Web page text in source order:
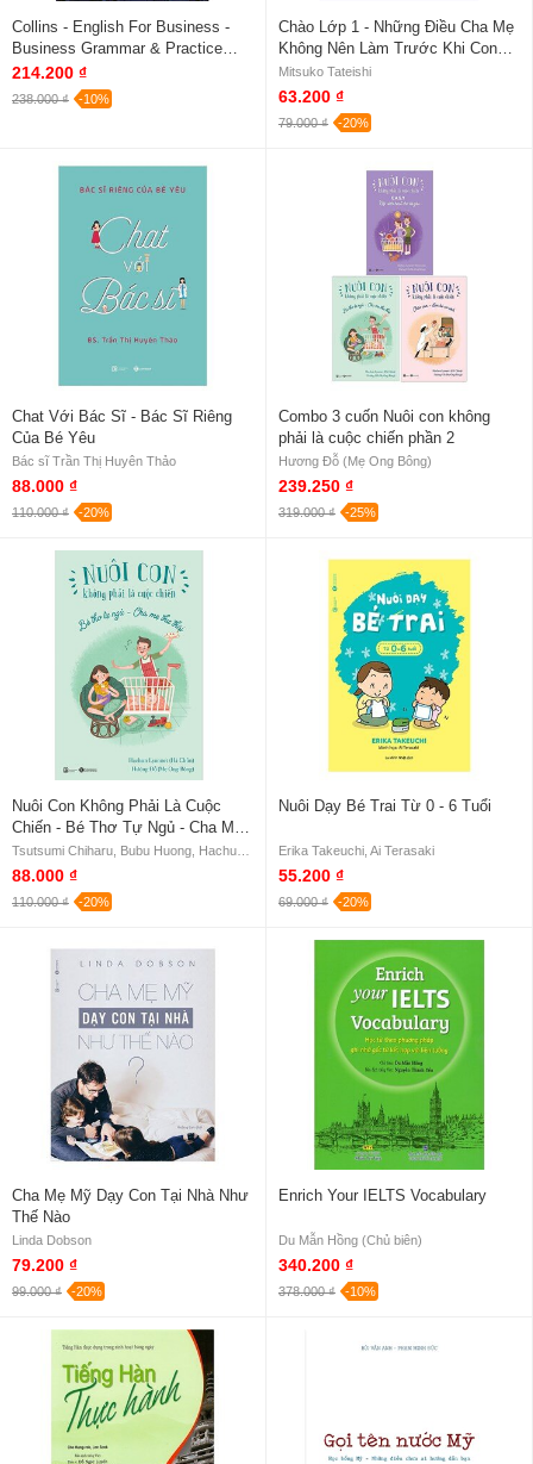
Collins - English For Business -
Business Grammar & Practice
(Level A2 - B1)
214.200 ₫
238.000 ₫ -10%
Chào Lớp 1 - Những Điều Cha Mẹ
Không Nên Làm Trước Khi Con
Vào Tiểu Học
Mitsuko Tateishi
63.200 ₫
79.000 ₫ -20%
Chat Với Bác Sĩ - Bác Sĩ Riêng
Của Bé Yêu
Bác sĩ Trần Thị Huyên Thảo
88.000 ₫
110.000 ₫ -20%
Combo 3 cuốn Nuôi con không
phải là cuộc chiến phần 2
Hương Đỗ (Mẹ Ong Bông)
239.250 ₫
319.000 ₫ -25%
Nuôi Con Không Phải Là Cuộc
Chiến - Bé Thơ Tự Ngủ - Cha Mẹ
Thư Thái
Tsutsumi Chiharu, Bubu Huong, Hachun Lyonnet (Hà Chũn), Hương Đỗ (Mẹ Ong Bông)
88.000 ₫
110.000 ₫ -20%
Nuôi Dạy Bé Trai Từ 0 - 6 Tuổi
Erika Takeuchi, Ai Terasaki
55.200 ₫
69.000 ₫ -20%
Cha Mẹ Mỹ Dạy Con Tại Nhà Như
Thế Nào
Linda Dobson
79.200 ₫
99.000 ₫ -20%
Enrich Your IELTS Vocabulary
Du Mẫn Hồng (Chủ biên)
340.200 ₫
378.000 ₫ -10%